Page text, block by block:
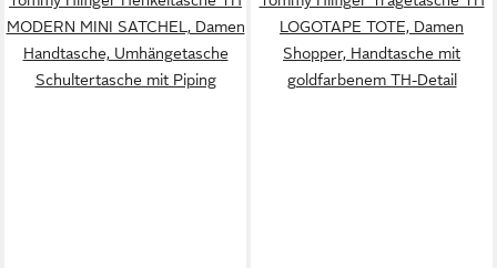
MODERN MINI SATCHEL, Damen
Handtasche, Umhängetasche
Schultertasche mit Piping
LOGOTAPE TOTE, Damen
Shopper, Handtasche mit
goldfarbenem TH-Detail